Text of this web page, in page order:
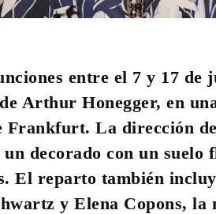
entre el 7 y 17 de
Arthur Honegger, en
Frankfurt. La dirección
decorado con un
El reparto también
y Elena Copons, la